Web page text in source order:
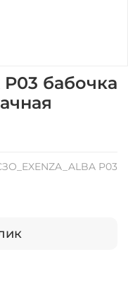
P03
бабочка